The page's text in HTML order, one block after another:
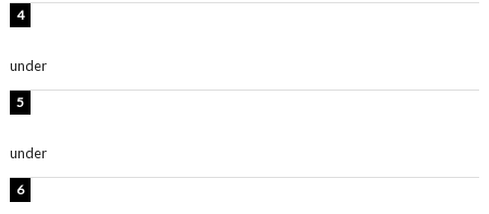
under
under